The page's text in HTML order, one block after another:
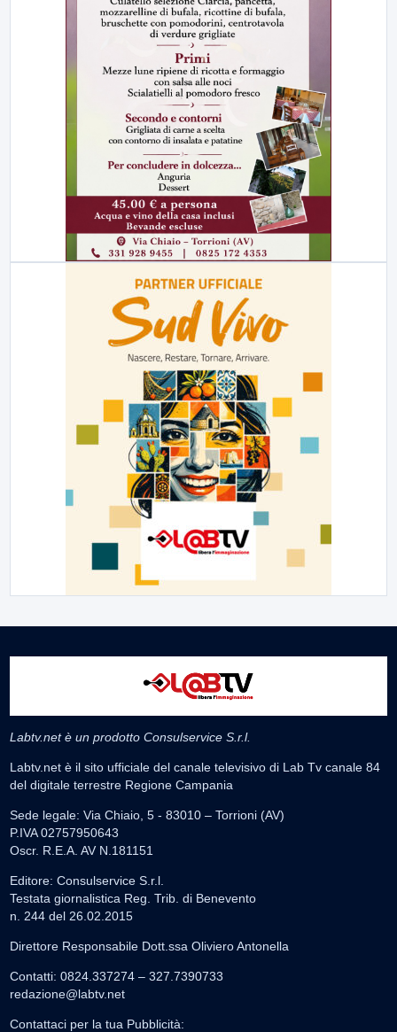
Labtv.net è un prodotto Consulservice S.r.l.
Labtv.net è il sito ufficiale del canale televisivo di Lab Tv canale 84
del digitale terrestre Regione Campania
Sede legale: Via Chiaio, 5 - 83010 – Torrioni (AV)
P.IVA 02757950643
Oscr. R.E.A. AV N.181151
Editore: Consulservice S.r.l.
Testata giornalistica Reg. Trib. di Benevento
n. 244 del 26.02.2015
Direttore Responsabile Dott.ssa Oliviero Antonella
Contatti: 0824.337274 – 327.7390733
redazione@labtv.net
Contattaci per la tua Pubblicità: